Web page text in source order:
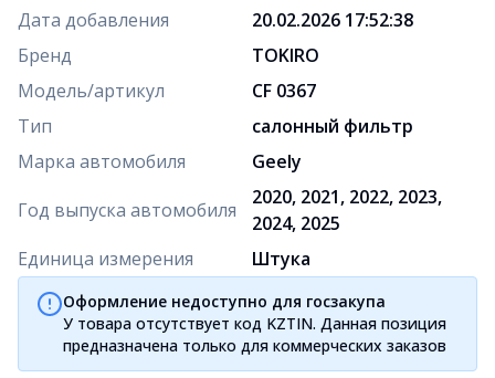
Дата добавления
20.02.2026 17:52:38
Бренд
TOKIRO
Модель/артикул
CF 0367
Тип
салонный фильтр
Марка автомобиля
Geely
Год выпуска автомобиля
2020, 2021, 2022, 2023,
2024, 2025
Единица измерения
Штука
Оформление недоступно для госзакупа
У товара отсутствует код KZTIN. Данная позиция
предназначена только для коммерческих заказов